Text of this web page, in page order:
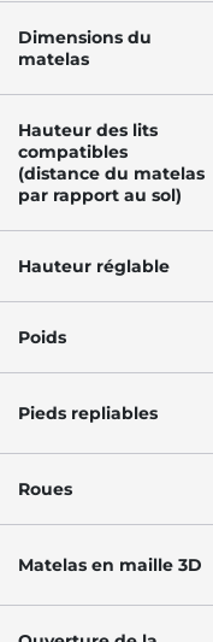
Dimensions du
matelas
Hauteur des lits
compatibles
(distance du matelas
par rapport au sol)
Hauteur réglable
Poids
Pieds repliables
Roues
Matelas en maille 3D